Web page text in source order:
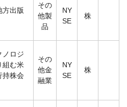
方出版
その
他製
品
NY
SE
株
ノロジ
組む米
持株会
その
他金
融業
NY
SE
株